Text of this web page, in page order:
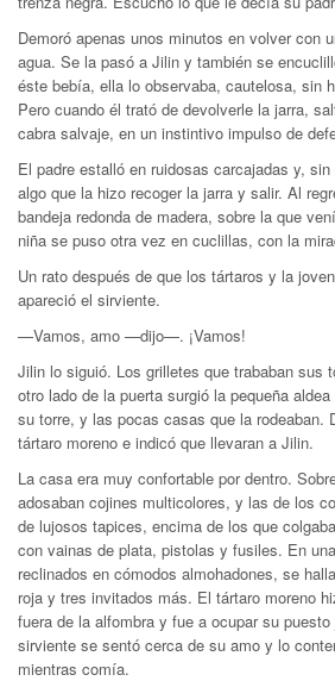
Demoró apenas unos minutos en volver con
agua. Se la pasó a Jilin y también se
éste bebía, ella lo observaba, cautelosa, sin
Pero cuando él trató de devolverle la jarra,
cabra salvaje, en un instintivo impulso de
El padre estalló en ruidosas carcajadas y,
algo que la hizo recoger la jarra y salir. Al
bandeja redonda de madera, sobre la que
niña se puso otra vez en cuclillas, con la
Un rato después de que los tártaros y la
apareció el sirviente.
—Vamos, amo —dijo—. ¡Vamos!
Jilin lo siguió. Los grilletes que trababan sus
otro lado de la puerta surgió la pequeña
su torre, y las pocas casas que la rodeaban.
tártaro moreno e indicó que llevaran a Jilin.
La casa era muy confortable por dentro.
adosaban cojines multicolores, y las de los
de lujosos tapices, encima de los que
con vainas de plata, pistolas y fusiles. En
reclinados en cómodos almohadones, se
roja y tres invitados más. El tártaro moreno
fuera de la alfombra y fue a ocupar su
sirviente se sentó cerca de su amo y lo
mientras comía.